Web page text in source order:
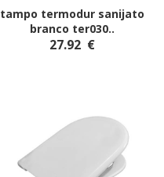
tampo termodur sanijato
branco ter030..
27.92 €